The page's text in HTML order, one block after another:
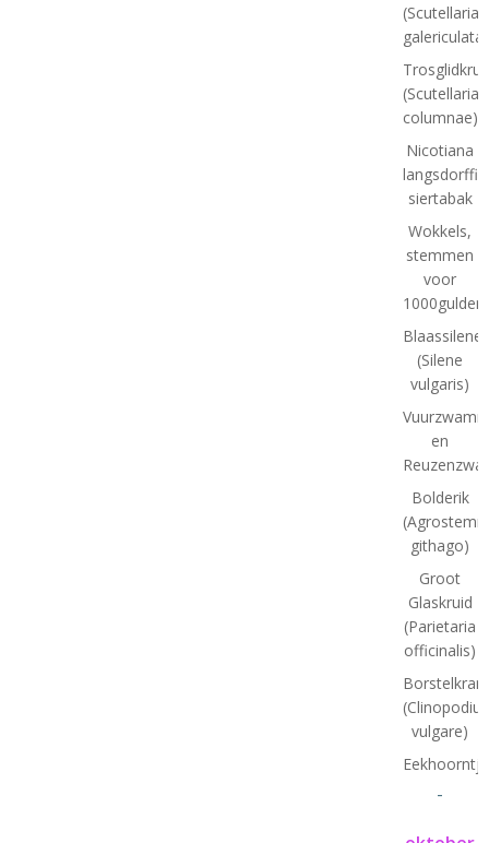
(Scutellaria
galericulata)
(Scutellaria
columnae)
Nicotiana
langsdorffii:
siertabak
Wokkels,
stemmen
voor
Blaassilene
(Silene
vulgaris)
en
Bolderik
githago)
Groot
Glaskruid
(Parietaria
officinalis)
vulgare)
-